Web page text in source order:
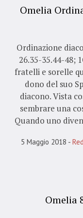
Omelia
Ordinazione
26.35-35.44-48;
fratelli e sorelle
dono del suo
diacono. Vista
sembrare una
Quando uno
5 Maggio 2018
Omelia